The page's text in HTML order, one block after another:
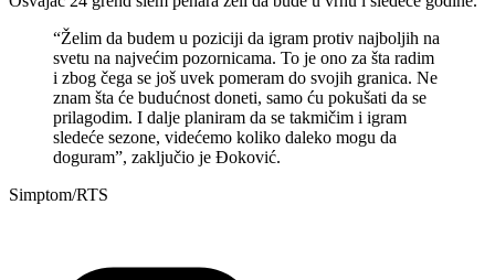
“Želim da budem u poziciji da igram protiv najboljih na
svetu na najvećim pozornicama. To je ono za šta radim
i zbog čega se još uvek pomeram do svojih granica. Ne
znam šta će budućnost doneti, samo ću pokušati da se
prilagodim. I dalje planiram da se takmičim i igram
sledeće sezone, videćemo koliko daleko mogu da
doguram”, zaključio je Đoković.
Simptom/RTS